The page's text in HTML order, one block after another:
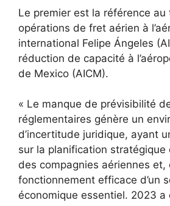
Le premier est la référence
opérations de fret aérien à
international Felipe Ángeles
réduction de capacité à
de Mexico (AICM).
« Le manque de prévisibilité
réglementaires génère un
d’incertitude juridique, ayant
sur la planification stratégique
des compagnies aériennes et,
fonctionnement efficace d’un
économique essentiel. 2023 a